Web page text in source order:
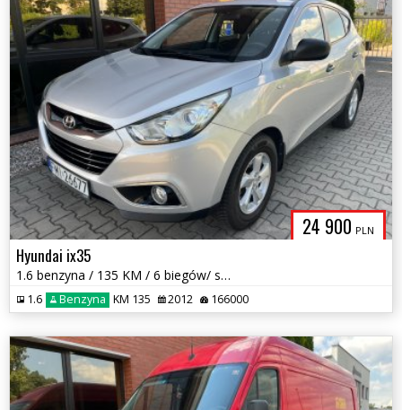
24 900 PLN
Hyundai ix35
1.6 benzyna / 135 KM / 6 biegów/ salon Polska / I właściciel / zamiana
1.6 Benzyna KM 135 2012 166000